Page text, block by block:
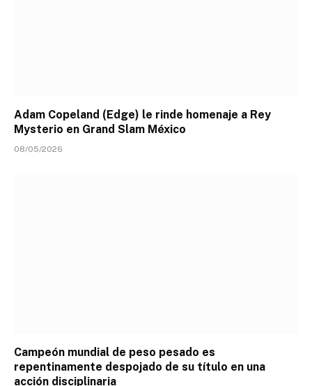
Adam Copeland (Edge) le rinde homenaje a Rey
Mysterio en Grand Slam México
08/05/2026
Campeón mundial de peso pesado es
repentinamente despojado de su título en una
acción disciplinaria